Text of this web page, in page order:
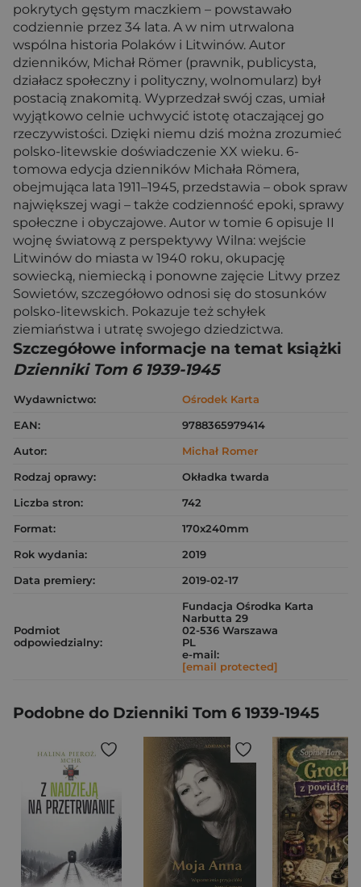
pokrytych gęstym maczkiem – powstawało
codziennie przez 34 lata. A w nim utrwalona
wspólna historia Polaków i Litwinów. Autor
dzienników, Michał Römer (prawnik, publicysta,
działacz społeczny i polityczny, wolnomularz) był
postacią znakomitą. Wyprzedzał swój czas, umiał
wyjątkowo celnie uchwycić istotę otaczającej go
rzeczywistości. Dzięki niemu dziś można zrozumieć
polsko-litewskie doświadczenie XX wieku. 6-
tomowa edycja dzienników Michała Römera,
obejmująca lata 1911–1945, przedstawia – obok spraw
największej wagi – także codzienność epoki, sprawy
społeczne i obyczajowe. Autor w tomie 6 opisuje II
wojnę światową z perspektywy Wilna: wejście
Litwinów do miasta w 1940 roku, okupację
sowiecką, niemiecką i ponowne zajęcie Litwy przez
Sowietów, szczegółowo odnosi się do stosunków
polsko-litewskich. Pokazuje też schyłek
ziemiaństwa i utratę swojego dziedzictwa.
Szczegółowe informacje na temat książki
Dzienniki Tom 6 1939-1945
Wydawnictwo:
Ośrodek Karta
EAN:
9788365979414
Autor:
Michał Romer
Rodzaj oprawy:
Okładka twarda
Liczba stron:
742
Format:
170x240mm
Rok wydania:
2019
Data premiery:
2019-02-17
Podmiot
odpowiedzialny:
Fundacja Ośrodka Karta
Narbutta 29
02-536 Warszawa
PL
e-mail:
[email protected]
Podobne do Dzienniki Tom 6 1939-1945